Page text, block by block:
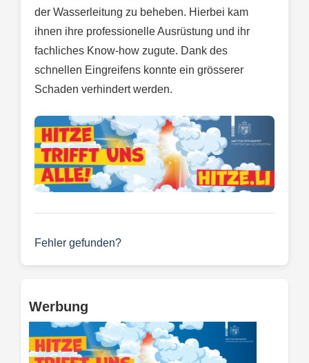
der Wasserleitung zu beheben. Hierbei kam
ihnen ihre professionelle Ausrüstung und ihr
fachliches Know-how zugute. Dank des
schnellen Eingreifens konnte ein grösserer
Schaden verhindert werden.
Fehler gefunden?
Werbung